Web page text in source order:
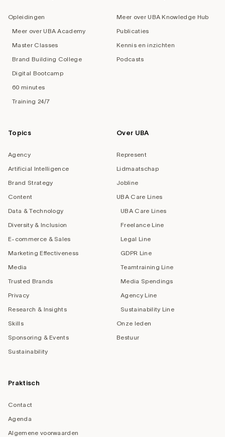
Opleidingen
Meer over UBA Academy
Master Classes
Brand Building College
Digital Bootcamp
60 minutes
Training 24/7
Meer over UBA Knowledge Hub
Publicaties
Kennis en inzichten
Podcasts
Topics
Agency
Artificial Intelligence
Brand Strategy
Content
Data & Technology
Diversity & Inclusion
E-commerce & Sales
Marketing Effectiveness
Media
Trusted Brands
Privacy
Research & Insights
Skills
Sponsoring & Events
Sustainability
Over UBA
Represent
Lidmaatschap
Jobline
UBA Care Lines
UBA Care Lines
Freelance Line
Legal Line
GDPR Line
Teamtraining Line
Media Spendings
Agency Line
Sustainability Line
Onze leden
Bestuur
Praktisch
Contact
Agenda
Algemene voorwaarden